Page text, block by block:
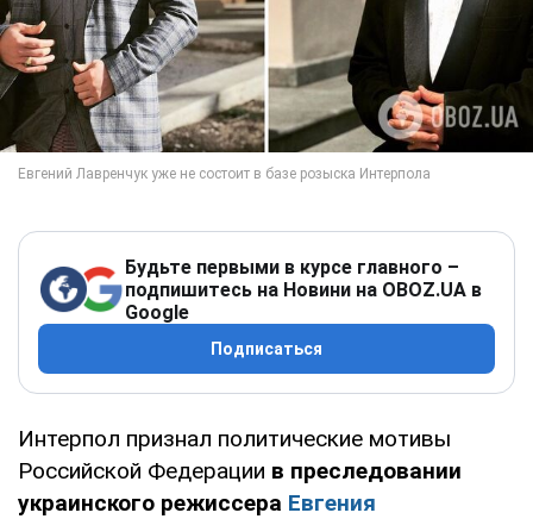
Будьте первыми в курсе главного –
подпишитесь на Новини на OBOZ.UA в
Google
Подписаться
Интерпол признал политические мотивы
Российской Федерации в преследовании
украинского режиссера Евгения